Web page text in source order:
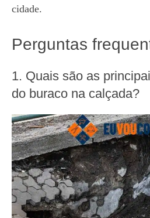
cidade.
Perguntas
1. Quais são as
do buraco na calçada?